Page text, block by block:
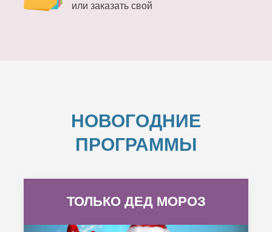
или заказать свой
НОВОГОДНИЕ
ПРОГРАММЫ
ТОЛЬКО ДЕД МОРОЗ